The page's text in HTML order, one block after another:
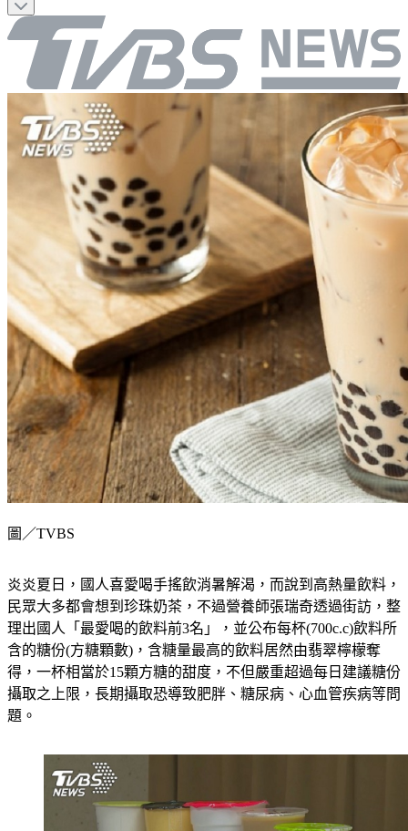
圖／TVBS
炎炎夏日，國人喜愛喝手搖飲消暑解渴，而說到高熱量飲料，
民眾大多都會想到珍珠奶茶，不過營養師張瑞奇透過街訪，整
理出國人「最愛喝的飲料前3名」，並公布每杯(700c.c)飲料所
含的糖份(方糖顆數)，含糖量最高的飲料居然由翡翠檸檬奪
得，一杯相當於15顆方糖的甜度，不但嚴重超過每日建議糖份
攝取之上限，長期攝取恐導致肥胖、糖尿病、心血管疾病等問
題。